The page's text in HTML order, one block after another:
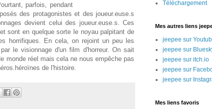
parfois, pendant
des protagonistes et des joueur.euse.s
devient celui des joueur.euse.s. Ces
sont en quelque sorte le noyau palpitant de
horrifiques. En cela, on rejoint un peu les
le visionnage d'un film d'horreur. On sait
monde réel mais cela ne nous empêche pas
de l'histoire.
Téléchargement
Mes autres liens
jeepee sur
jeepee sur
jeepee sur itch.io
jeepee sur
jeepee sur
Mes liens favoris